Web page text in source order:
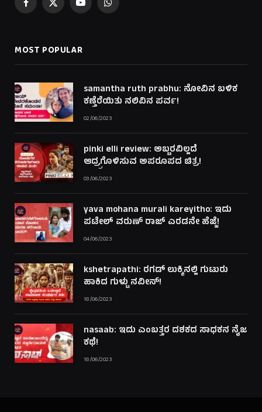
Facebook
X
YouTubeWhatsApp
MOST POPULAR
samantha ruth prabhu: ನೋವಿನ ಬಳಿಕ
ಕಣ್ತೆರೆಯಿತು ನಲಿವಿನ ಪರ್ವ!
02/06/2023
pinki elli review: ಅಬ್ಬರವಿಲ್ಲದೆ
ಆದ್ರ್ರಗೊಳಿಸುವ ಅಪರೂಪದ ಚಿತ್ರ!
03/06/2023
yava mohana murali kareyitho: ಇದು
ಪಟೇಲ್ ವರುಣ್ ರಾಜ್ ಎರಡನೇ ಹೆಜ್ಜೆ!
04/06/2023
kshetrapathi: ರಗಡ್ ಲುಕ್ಕಿನಲ್ಲಿ ಗುಟುರು
ಹಾಕಿದ ಗುಳ್ಟು ನವೀನ್!
18/06/2023
nasaab: ಇದು ಎಂಬತ್ತರ ದಶಕದ ಸಾಧಕನ ನೈಜ
ಕಥೆ!
18/06/2023